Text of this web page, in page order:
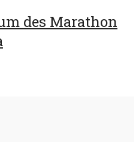
des Marathon